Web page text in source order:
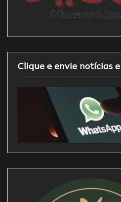
Clique e envie notícias